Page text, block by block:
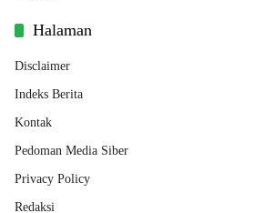
Halaman
Disclaimer
Indeks Berita
Kontak
Pedoman Media Siber
Privacy Policy
Redaksi